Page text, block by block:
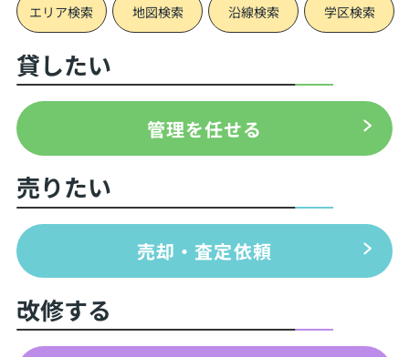
エリア検索 地図検索 沿線検索 学区検索
貸したい
管理を任せる
売りたい
売却・査定依頼
改修する